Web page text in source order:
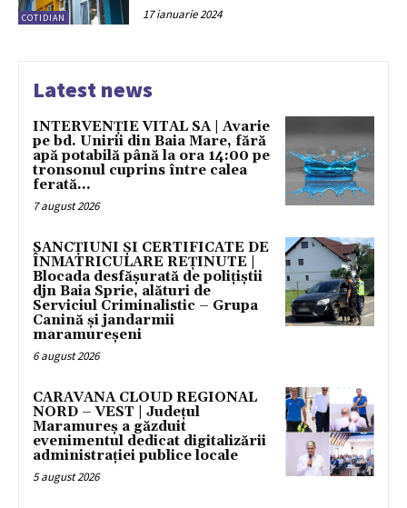
COTIDIAN 17 ianuarie 2024
Latest news
INTERVENȚIE VITAL SA | Avarie
pe bd. Unirii din Baia Mare, fără
apă potabilă până la ora 14:00 pe
tronsonul cuprins între calea
ferată...
7 august 2026
SANCȚIUNI ȘI CERTIFICATE DE
ÎNMATRICULARE REȚINUTE |
Blocada desfășurată de polițiștii
djn Baia Sprie, alături de
Serviciul Criminalistic – Grupa
Canină și jandarmii
maramureșeni
6 august 2026
CARAVANA CLOUD REGIONAL
NORD – VEST | Județul
Maramureș a găzduit
evenimentul dedicat digitalizării
administrației publice locale
5 august 2026